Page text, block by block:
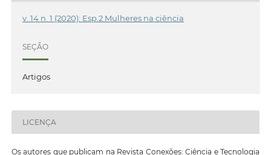
v. 14 n. 1 (2020): Esp.2 Mulheres na ciência
SEÇÃO
Artigos
LICENÇA
Os autores que publicam na Revista Conexões: Ciência e Tecnologia